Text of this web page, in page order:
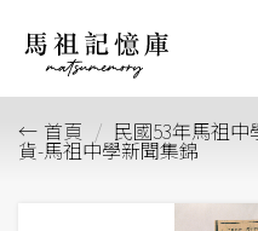
首頁 民國53年馬祖
貨-馬祖中學新聞集錦